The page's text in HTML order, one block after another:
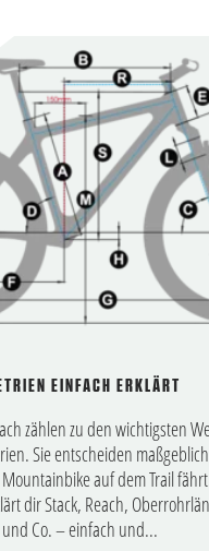
EINFACH ERKLÄRT
zählen zu den wichtigsten
Sie entscheiden
auf dem Trail
dir Stack, Reach,
Co. – einfach und...